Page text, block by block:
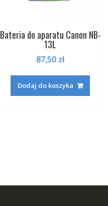
Bateria do aparatu Canon NB-
13L
87,50 zł
Dodaj do koszyka